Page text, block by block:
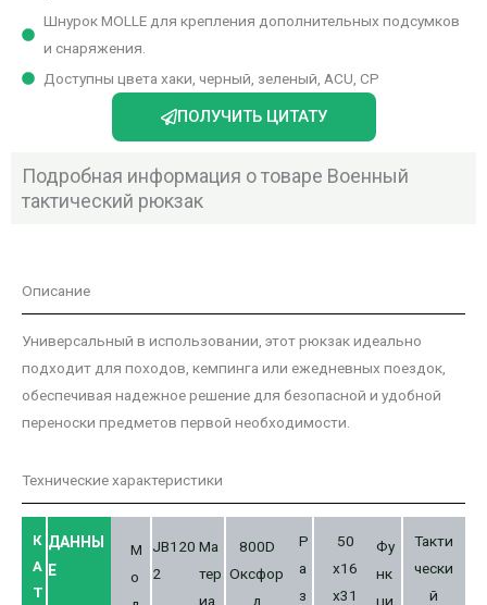
Шнурок MOLLE для крепления дополнительных подсумков
и снаряжения.
Доступны цвета хаки, черный, зеленый, ACU, CP
ПОЛУЧИТЬ ЦИТАТУ
Подробная информация о товаре Военный
тактический рюкзак
Описание
Универсальный в использовании, этот рюкзак идеально
подходит для походов, кемпинга или ежедневных поездок,
обеспечивая надежное решение для безопасной и удобной
переноски предметов первой необходимости.
Технические характеристики
К
А
Т
ДАННЫ
Е
М
о
JB120
2
Ма
тер
иа
800D
Оксфор
д
Р
а
з
50
x16
x31
Фу
нк
ци
Такти
чески
й